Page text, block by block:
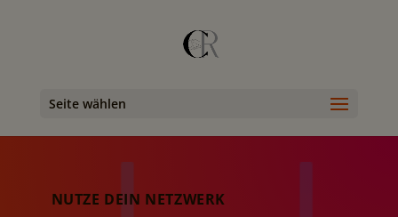
Seite wählen
NUTZE DEIN NETZWERK